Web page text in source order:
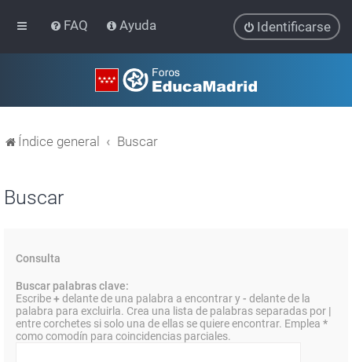
FAQ Ayuda Identificarse
Índice general Buscar
Buscar
Consulta
Buscar palabras clave:
Escribe+delante de una palabra a encontrar y- delante de la
palabra para excluirla. Crea una lista de palabras separadas por |
entre corchetes si solo una de ellas se quiere encontrar. Emplea *
como comodín para coincidencias parciales.